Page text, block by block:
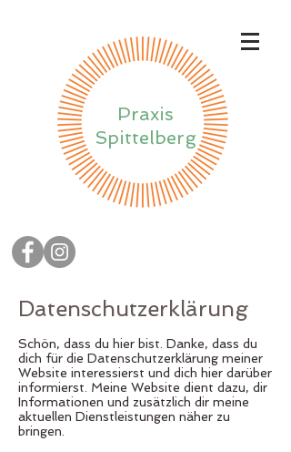
Praxis
Spittelberg
Datenschutzerklärung
Schön, dass du hier bist. Danke, dass du
dich für die Datenschutzerklärung meiner
Website interessierst und dich hier darüber
informierst. Meine Website dient dazu, dir
Informationen und zusätzlich dir meine
aktuellen Dienstleistungen näher zu
bringen.